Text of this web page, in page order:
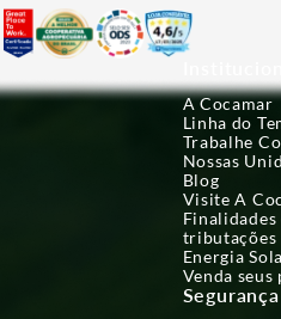
A Cocamar
Linha do
Trabalhe
Nossas
Blog
Visite A
Finalidades
tributações
Energia
Venda
Segurança